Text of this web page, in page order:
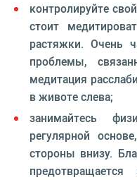
контролируйте
стоит
растяжки. Очень
проблемы,
медитация
в животе слева;
занимайтесь
регулярной
стороны внизу.